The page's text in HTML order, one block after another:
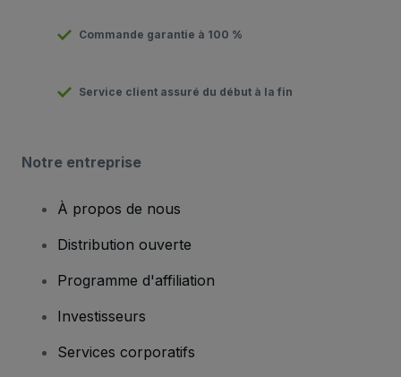
Commande garantie à 100 %
Service client assuré du début à la fin
Notre entreprise
À propos de nous
Distribution ouverte
Programme d'affiliation
Investisseurs
Services corporatifs